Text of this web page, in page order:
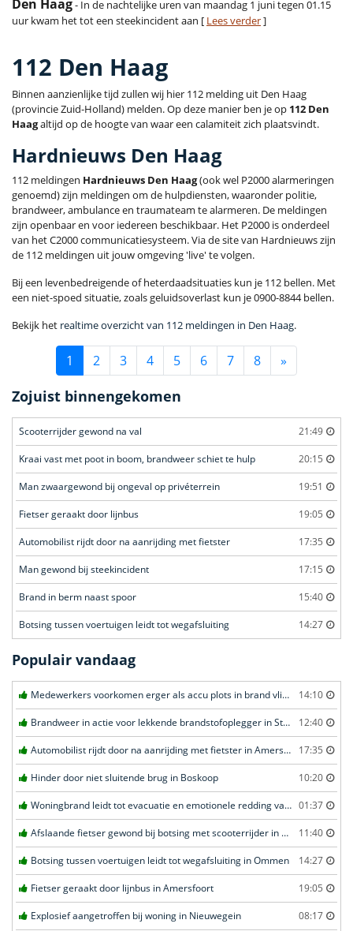
Den Haag- In de nachtelijke uren van maandag 1 juni tegen 01.15
uur kwam het tot een steekincident aan [ Lees verder]
112 Den Haag
Binnen aanzienlijke tijd zullen wij hier 112 melding uit Den Haag
(provincie Zuid-Holland) melden. Op deze manier ben je op 112 Den
Haagaltijd op de hoogte van waar een calamiteit zich plaatsvindt.
Hardnieuws Den Haag
112 meldingen Hardnieuws Den Haag(ook wel P2000 alarmeringen
genoemd) zijn meldingen om de hulpdiensten, waaronder politie,
brandweer, ambulance en traumateam te alarmeren. De meldingen
zijn openbaar en voor iedereen beschikbaar. Het P2000 is onderdeel
van het C2000 communicatiesysteem. Via de site van Hardnieuws zijn
de 112 meldingen uit jouw omgeving 'live' te volgen.
Bij een levenbedreigende of heterdaadsituaties kun je 112 bellen. Met
een niet-spoed situatie, zoals geluidsoverlast kun je 0900-8844 bellen.
Bekijk het realtime overzicht van 112 meldingen in Den Haag.
1 2 3 4 5 6 7 8 »
Zojuist binnengekomen
Scooterrijder gewond na val 21:49
Kraai vast met poot in boom, brandweer schiet te hulp 20:15
Man zwaargewond bij ongeval op privéterrein 19:51
Fietser geraakt door lijnbus 19:05
Automobilist rijdt door na aanrijding met fietster 17:35
Man gewond bij steekincident 17:15
Brand in berm naast spoor 15:40
Botsing tussen voertuigen leidt tot wegafsluiting 14:27
Populair vandaag
Medewerkers voorkomen erger als accu plots in brand vliegt in Amersfoort 14:10
Brandweer in actie voor lekkende brandstofoplegger in Stroe 12:40
Automobilist rijdt door na aanrijding met fietster in Amersfoort 17:35
Hinder door niet sluitende brug in Boskoop 10:20
Woningbrand leidt tot evacuatie en emotionele redding van kat in Amsterdam 01:37
Afslaande fietser gewond bij botsing met scooterrijder in Katwijk 11:40
Botsing tussen voertuigen leidt tot wegafsluiting in Ommen 14:27
Fietser geraakt door lijnbus in Amersfoort 19:05
Explosief aangetroffen bij woning in Nieuwegein 08:17